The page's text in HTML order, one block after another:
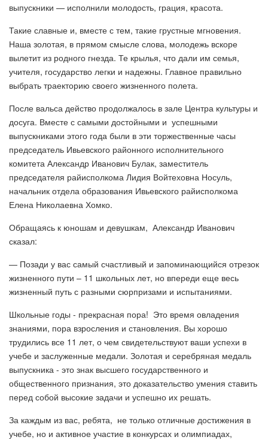
выпускники — исполнили молодость, грация, красота.
Такие славные и, вместе с тем, такие грустные мгновения.
Наша золотая, в прямом смысле слова, молодежь вскоре
вылетит из родного гнезда. Те крылья, что дали им семья,
учителя, государство легки и надежны. Главное правильно
выбрать траекторию своего жизненного полета.
После вальса действо продолжалось в зале Центра культуры и
досуга. Вместе с самыми достойными и успешными
выпускниками этого года были в эти торжественные часы
председатель Ивьевского районного исполнительного
комитета Александр Иванович Булак, заместитель
председателя райисполкома Лидия Войтеховна Носуль,
начальник отдела образования Ивьевского райисполкома
Елена Николаевна Хомко.
Обращаясь к юношам и девушкам, Александр Иванович
сказал:
— Позади у вас самый счастливый и запоминающийся отрезок
жизненного пути – 11 школьных лет, но впереди еще весь
жизненный путь с разными сюрпризами и испытаниями.
Школьные годы - прекрасная пора! Это время овладения
знаниями, пора взросления и становления. Вы хорошо
трудились все 11 лет, о чем свидетельствуют ваши успехи в
учебе и заслуженные медали. Золотая и серебряная медаль
выпускника - это знак высшего государственного и
общественного признания, это доказательство умения ставить
перед собой высокие задачи и успешно их решать.
За каждым из вас, ребята, не только отличные достижения в
учебе, но и активное участие в конкурсах и олимпиадах,